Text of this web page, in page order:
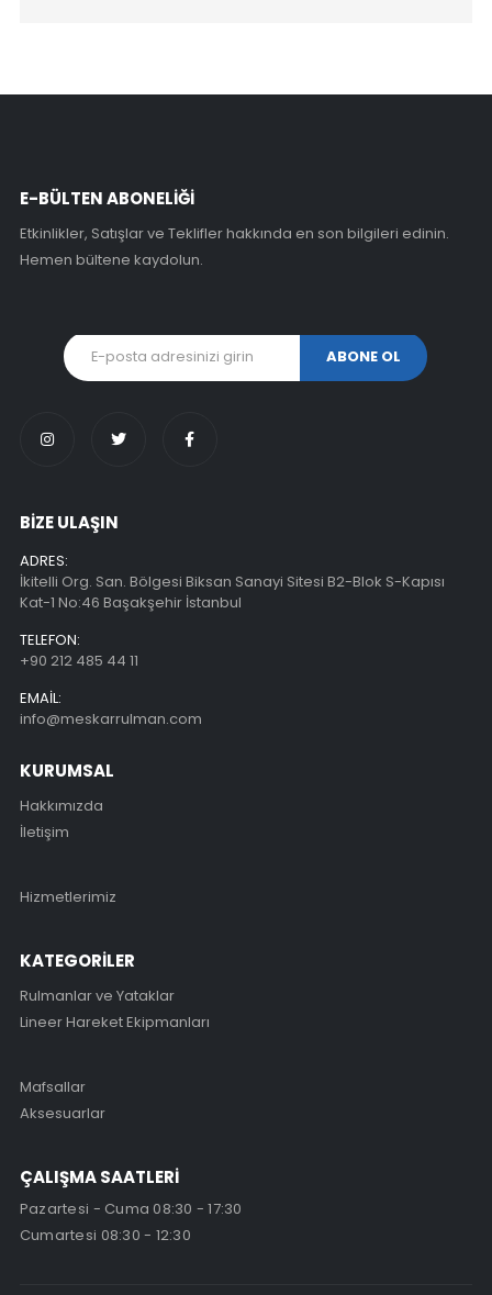
E-BÜLTEN ABONELİĞİ
Etkinlikler, Satışlar ve Teklifler hakkında en son bilgileri edinin.
Hemen bültene kaydolun.
BİZE ULAŞIN
ADRES:
İkitelli Org. San. Bölgesi Biksan Sanayi Sitesi B2-Blok S-Kapısı
Kat-1 No:46 Başakşehir İstanbul
TELEFON:
+90 212 485 44 11
EMAIL:
info@meskarrulman.com
KURUMSAL
Hakkımızda
İletişim
Hizmetlerimiz
KATEGORİLER
Rulmanlar ve Yataklar
Lineer Hareket Ekipmanları
Mafsallar
Aksesuarlar
ÇALIŞMA SAATLERİ
Pazartesi - Cuma 08:30 - 17:30
Cumartesi 08:30 - 12:30